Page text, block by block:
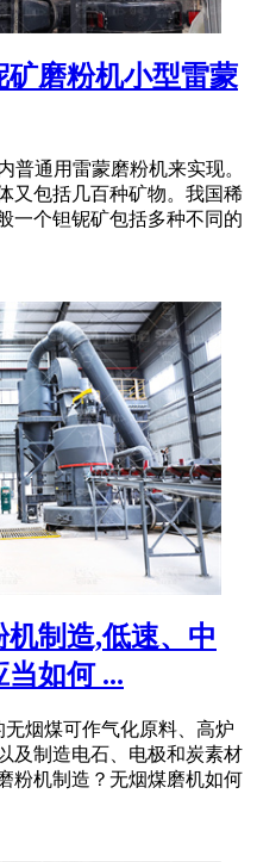
磨粉机小型雷蒙
普通用雷蒙磨粉机来实现。
又包括几百种矿物。我国稀
一个钽铌矿包括多种不同的
制造,低速、中
如何 ...
烟煤可作气化原料、高炉
及制造电石、电极和炭素材
粉机制造？无烟煤磨机如何